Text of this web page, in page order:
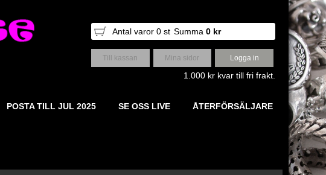
Antal varor 0 st Summa 0 kr
Till kassan Mina sidor Logga in
1.000 kr kvar till fri frakt.
POSTA TILL JUL 2025 SE OSS LIVE ÅTERFÖRSÄLJARE